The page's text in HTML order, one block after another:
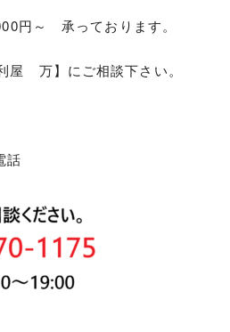
円～ 承っております。
屋 万】にご相談下さい。
話